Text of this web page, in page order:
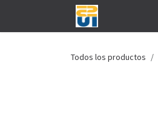
Todos los productos